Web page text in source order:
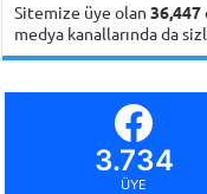
Sitemize üye olan36,447
medya kanallarında da
3.734
ÜYE